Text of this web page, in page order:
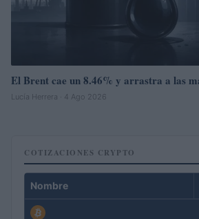
El Brent cae un 8.46% y arrastra a las
Lucía Herrera · 4 Ago 2026
COTIZACIONES CRYPTO
Nombre